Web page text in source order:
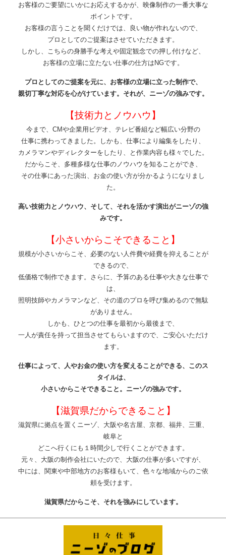
お客様のご要望にいかにお応えするかが、映像制作の一番大事な
ポイントです。
お客様の言うことを聞くだけでは、良い物が作れないので、
プロとしてのご提案はさせていただきます。
しかし、こちらの身勝手な考えや固定観念での押し付けなど、
お客様の立場に立たない仕事の仕方はNGです。
プロとしてのご提案を元に、お客様の立場に立った制作で、
親切丁寧な対応を心がけています。それが、ニーゾの強みです。
【技術力とノウハウ】
今まで、CMや企業用ビデオ、テレビ番組など幅広い分野の
仕事に携わってきました。しかも、仕事により編集をしたり、
カメラマンやディレクターをしたり、と作業内容も様々でした。
だからこそ、多種多様な仕事のノウハウを知ることができ、
その仕事にあった演出、お金の使い方が分かるようになりまし
た。
高い技術力とノウハウ、そして、それを活かす演出がニーゾの強
みです。
【小さいからこそできること】
規模が小さいからこそ、必要のない人件費や経費を抑えることが
できるので、
低価格で制作できます。さらに、予算のある仕事や大きな仕事で
は、
照明技師やカメラマンなど、その道のプロを呼び集めるので無駄
がありません。
しかも、ひとつの仕事を最初から最後まで、
一人が責任を持って担当させてもらいますので、ご安心いただけ
ます。
仕事によって、人やお金の使い方を変えることができる、このス
タイルは、
小さいからこそできること。ニーゾの強みです。
【滋賀県だからできること】
滋賀県に拠点を置くニーゾ、大阪や名古屋、京都、福井、三重、
岐阜と
どこへ行くにも１時間少しで行くことができます。
元々、大阪の制作会社にいたので、大阪の仕事が多いですが、
中には、関東や中部地方のお客様もいて、色々な地域からのご依
頼を受けます。
滋賀県だからこそ、それを強みにしています。